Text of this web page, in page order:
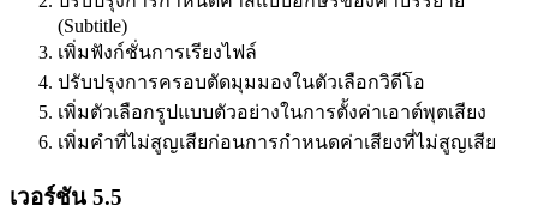
(Subtitle)
เพิ่มฟังก์ชั่นการเรียงไฟล์
ปรับปรุงการครอบตัดมุมมองในตัวเลือกวิดีโอ
เพิ่มตัวเลือกรูปแบบตัวอย่างในการตั้งค่าเอาต์พุตเสียง
เพิ่มคำที่ไม่สูญเสียก่อนการกำหนดค่าเสียงที่ไม่สูญเสีย
เวอร์ชัน 5.5